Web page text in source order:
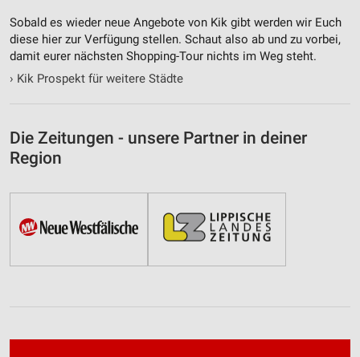
Sobald es wieder neue Angebote von Kik gibt werden wir Euch
diese hier zur Verfügung stellen. Schaut also ab und zu vorbei,
damit eurer nächsten Shopping-Tour nichts im Weg steht.
› Kik Prospekt für weitere Städte
Die Zeitungen - unsere Partner in deiner
Region